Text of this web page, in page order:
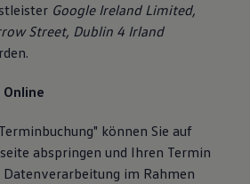
Google Ireland Limited,
Street, Dublin 4 Irland
können Sie auf
abspringen und Ihren Termin
Datenverarbeitung im Rahmen